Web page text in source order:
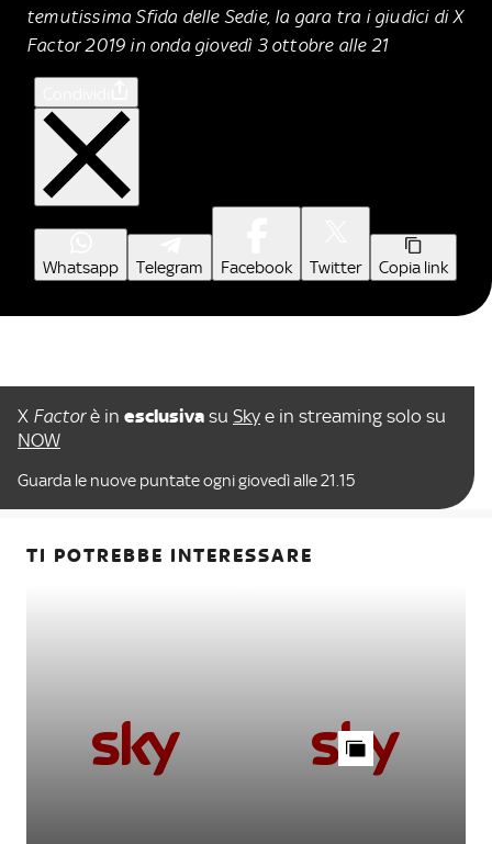
temutissima Sfida delle Sedie, la gara tra i giudici di X
Factor 2019 in onda giovedì 3 ottobre alle 21
Whatsapp Telegram Facebook Twitter Copia link
X Factorè in esclusiva su Sky e in streaming solo su
NOW
Guarda le nuove puntate ogni giovedì alle 21.15
TI POTREBBE INTERESSARE